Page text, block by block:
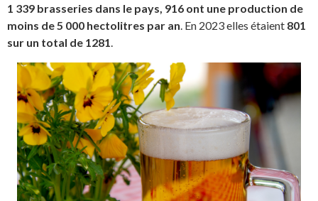
1 339 brasseries dans le pays, 916 ont une production de
moins de 5 000 hectolitres par an. En 2023 elles étaient 801
sur un total de 1281.